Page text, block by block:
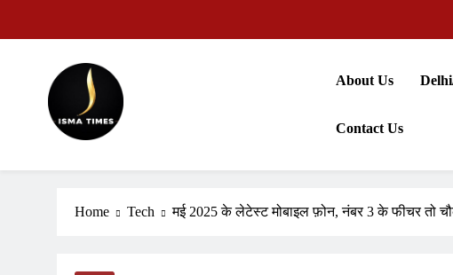
ISMA TIMES NEWS
About Us
Contact Us
Home Tech मई 2025 के लेटेस्ट मोबाइल फ़ोन, नंबर 3 के फीचर तो